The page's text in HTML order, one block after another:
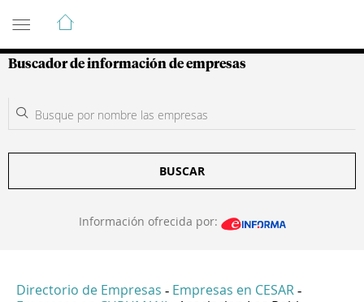
Guía de Empresas Colombianas
Buscador de información de empresas
BUSCAR
Información ofrecida por:
Directorio de Empresas - Empresas en CESAR -